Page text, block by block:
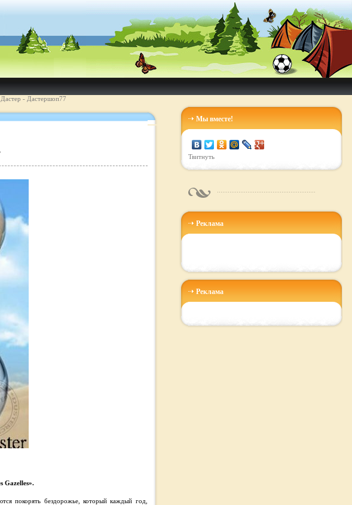
- Дастершоп77
Gazelles».
покорять бездорожье, который каждый год,
Мы вместе!
Твитнуть
Реклама
Реклама